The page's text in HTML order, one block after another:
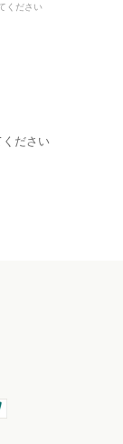
ください
ください